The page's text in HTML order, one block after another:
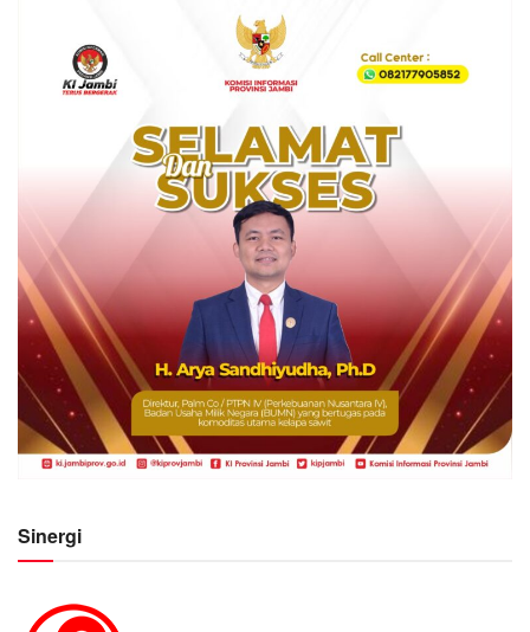
Sinergi